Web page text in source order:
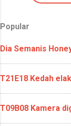
Popular
Dia Semanis
T21E18 Kedah
T09B08 Kamera